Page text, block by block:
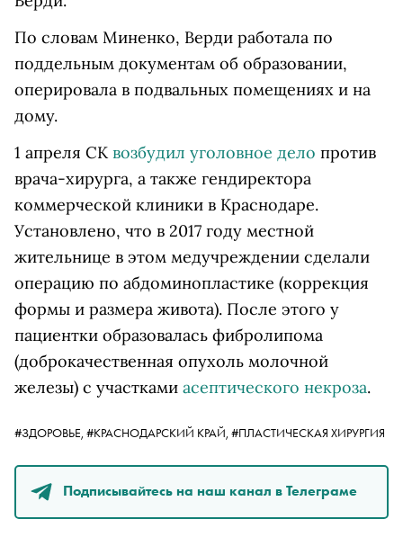
По словам Миненко, Верди работала по
поддельным документам об образовании,
оперировала в подвальных помещениях и на
дому.
1 апреля СКвозбудил уголовное дело против
врача-хирурга, а также гендиректора
коммерческой клиники в Краснодаре.
Установлено, что в 2017 году местной
жительнице в этом медучреждении сделали
операцию по абдоминопластике (коррекция
формы и размера живота). После этого у
пациентки образовалась фибролипома
(доброкачественная опухоль молочной
железы) с участками асептического некроза.
#ЗДОРОВЬЕ, #КРАСНОДАРСКИЙ КРАЙ, #ПЛАСТИЧЕСКАЯ ХИРУРГИЯ
Подписывайтесь на наш канал в Телеграме